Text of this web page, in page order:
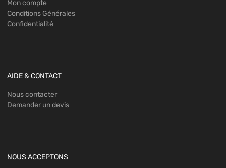
Mon compte
Conditions Générales
Confidentialité
AIDE & CONTACT
Nous contacter
Demander un devis
NOUS ACCEPTONS